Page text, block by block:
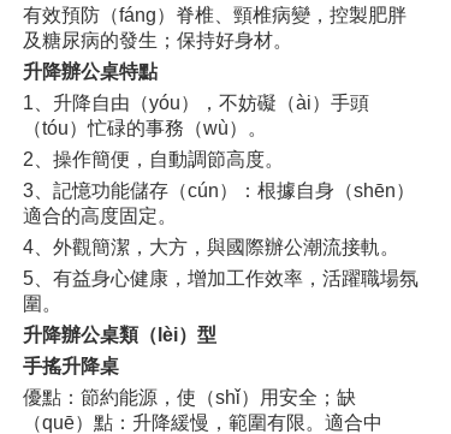
有效預防（fáng）脊椎、頸椎病變，控製肥胖
及糖尿病的發生；保持好身材。
升降辦公桌特點
1、升降自由（yóu），不妨礙（ài）手頭
（tóu）忙碌的事務（wù）。
2、操作簡便，自動調節高度。
3、記憶功能儲存（cún）：根據自身（shēn）
適合的高度固定。
4、外觀簡潔，大方，與國際辦公潮流接軌。
5、有益身心健康，增加工作效率，活躍職場氛
圍。
升降辦公桌類（lèi）型
手搖升降桌
優點：節約能源，使（shǐ）用安全；缺
（quē）點：升降緩慢，範圍有限。適合中